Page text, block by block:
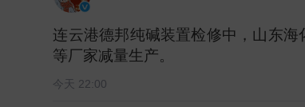
连云港德邦纯碱装置检修中，山东
等厂家减量生产。 ​
今天 22:00